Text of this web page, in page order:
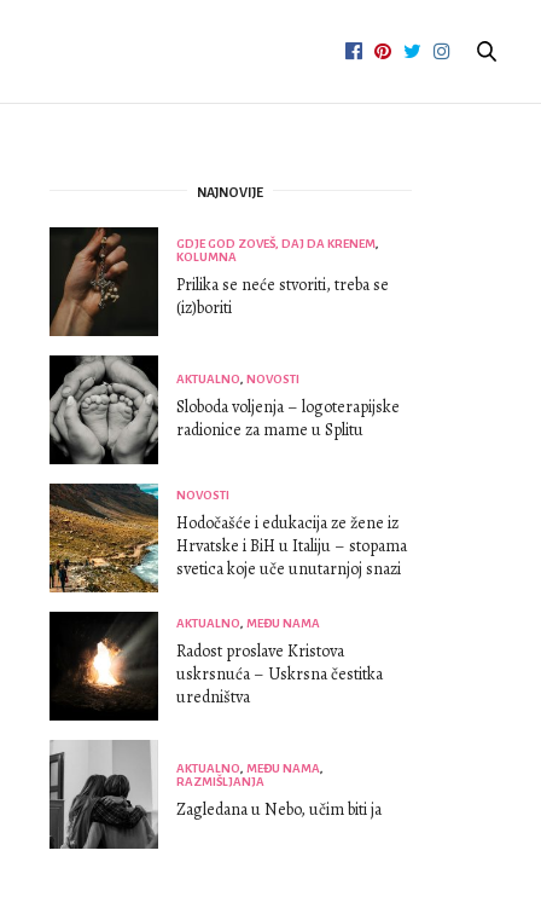
NAJNOVIJE
GDJE GOD ZOVEŠ, DAJ DA KRENEM,
KOLUMNA
Prilika se neće stvoriti, treba se
(iz)boriti
AKTUALNO, NOVOSTI
Sloboda voljenja – logoterapijske
radionice za mame u Splitu
NOVOSTI
Hodočašće i edukacija ze žene iz
Hrvatske i BiH u Italiju – stopama
svetica koje uče unutarnjoj snazi
AKTUALNO, MEĐU NAMA
Radost proslave Kristova
uskrsnuća – Uskrsna čestitka
uredništva
AKTUALNO, MEĐU NAMA,
RAZMIŠLJANJA
Zagledana u Nebo, učim biti ja